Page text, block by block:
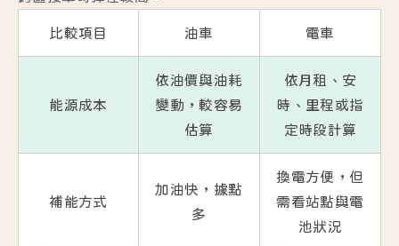
比較項目 油車 電車
能源成本
依油價與油耗
變動，較容易
估算
依月租、安
時、里程或指
定時段計算
補能方式
加油快，據點
多
換電方便，但
需看站點與電
池狀況